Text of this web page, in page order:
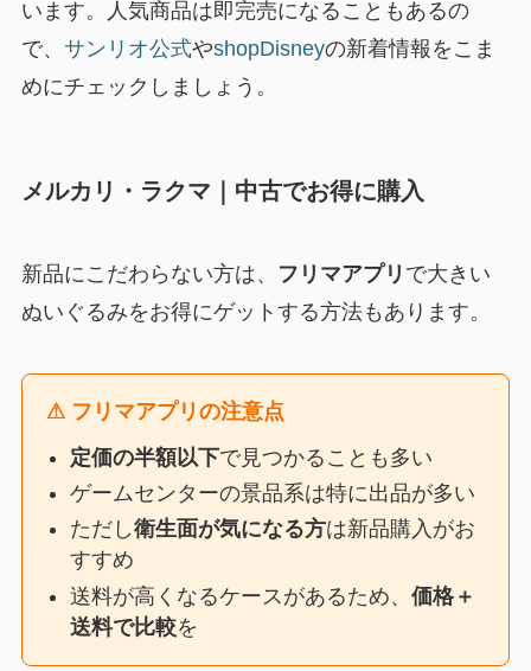
います。人気商品は即完売になることもあるの
で、 サンリオ公式やshopDisneyの新着情報をこま
めにチェックしましょう。
メルカリ・ラクマ｜中古でお得に購入
新品にこだわらない方は、 フリマアプリ で大きい
ぬいぐるみをお得にゲットする方法もあります。
⚠ フリマアプリの注意点
定価の半額以下で見つかることも多い
ゲームセンターの景品系は特に出品が多い
ただし衛生面が気になる方は新品購入がお
すすめ
送料が高くなるケースがあるため、 価格＋
送料で比較を